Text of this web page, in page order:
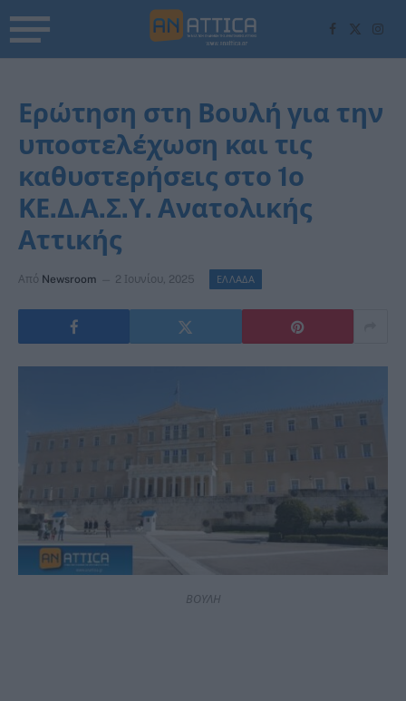
Facebook
X
(Twitter)
Ερώτηση στη Βουλή για την
υποστελέχωση και τις
καθυστερήσεις στο 1ο
ΚΕ.Δ.Α.Σ.Υ. Ανατολικής
Αττικής
Από Newsroom 2 Ιουνίου, 2025 ΕΛΛΑΔΑ
ΒΟΥΛΗ